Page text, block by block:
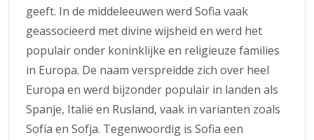
geeft. In de middeleeuwen werd Sofia vaak
geassocieerd met divine wijsheid en werd het
populair onder koninklijke en religieuze families
in Europa. De naam verspreidde zich over heel
Europa en werd bijzonder populair in landen als
Spanje, Italië en Rusland, vaak in varianten zoals
Sofía en Sofja. Tegenwoordig is Sofia een